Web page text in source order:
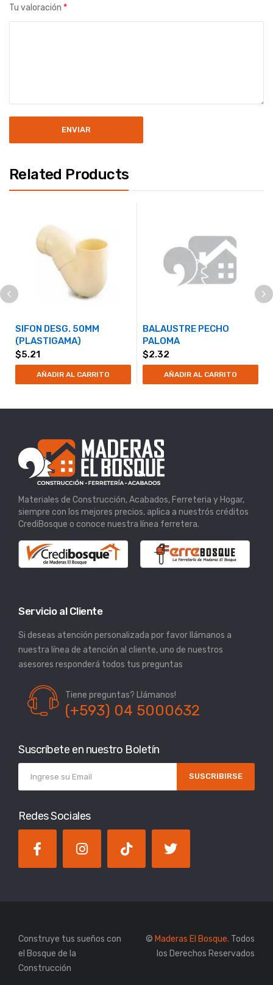
Tu valoración *
Related Products
SIFON DESG. 50MM
(PLASTIGAMA)
$5.21
AÑADIR AL CARRITO
BALAUSTRE PECHO
PALOMA
$2.32
AÑADIR AL CARRITO
Materiales de Construcción, Acabados, Ferreteria y Hogar,
siempre con los mejores precios, aplica a nuestrós créditos
CrediBosque o conoce nuestra línea ferretera.
Servicio al Cliente
Si deseas atención personalizada por favor llámanos a
nuestra línea de atención al cliente, uno de nuestros
asesores responderá todos tus preguntas
Tiene preguntas? Llámanos!
(+593) 04 5000632
Suscríbete en nuestro Boletín
SUSCRIBIRSE
Redes Sociales
Construye tus sueños con
el Bosque de la
Construcción
© Maderas El Bosque. Todos
los Derechos Reservados